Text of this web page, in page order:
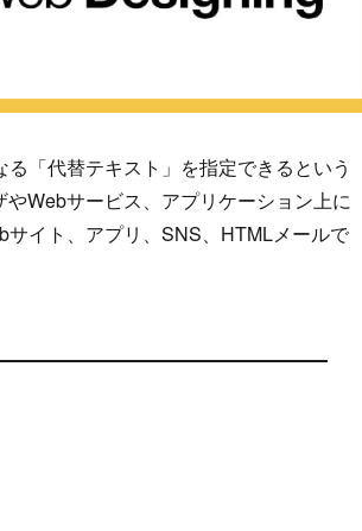
「代替テキスト」を指定できるという
Webサービス、アプリケーション上に
イト、アプリ、SNS、HTMLメールで